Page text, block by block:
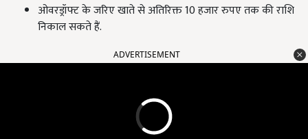
ओवरड्रॉफ्ट के जरिए खाते से अतिरिक्त 10 हजार रुपए तक की राशि
निकाल सकते हैं.
ADVERTISEMENT